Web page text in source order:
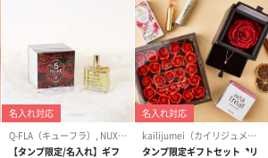
のように美しく、お風呂に入れても、イン
みいただけます。おしゃれでサプライズ感
トを贈りたいという方におすすめです。